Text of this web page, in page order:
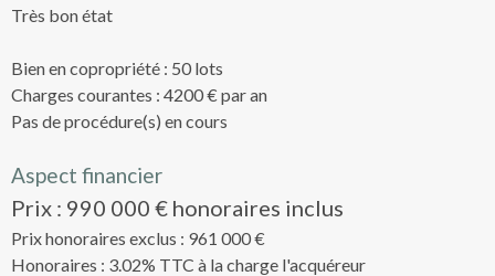
Très bon état
Bien en copropriété : 50 lots
Charges courantes : 4200 € par an
Pas de procédure(s) en cours
Aspect financier
Prix : 990 000 € honoraires inclus
Prix honoraires exclus : 961 000 €
Honoraires : 3.02% TTC à la charge l'acquéreur